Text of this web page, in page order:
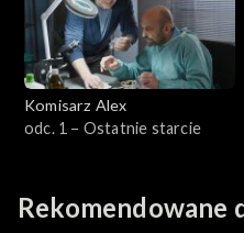
Sezon 2
Sezon 1
Komisarz Alex
odc. 1 – Ostatnie starcie
Rekomendowane